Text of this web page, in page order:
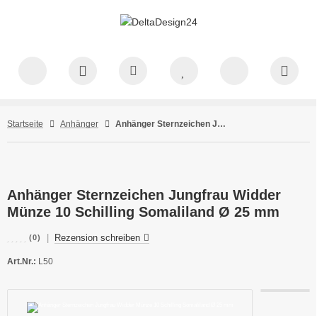
Startseite Anhänger Anhänger Sternzeichen Jungfrau Widder Münze 10 Schilling Somaliland Ø 25 mm
Anhänger Sternzeichen Jungfrau Widder
Münze 10 Schilling Somaliland Ø 25 mm
(0) Rezension schreiben
Art.Nr.: L50